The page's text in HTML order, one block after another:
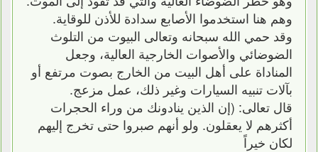
وهم هنا استخدموا الأصابع سدادة للأذن للوقاية.
وقد حمي الله سبحانه وتعالى البيوت من التلوث
الضوضائي والأصوات الخارجية العالية، وجعل
المناداة على أهل البيت من الخارج بصوت مرتفع أو
بآلات تنبيه السيارات وغير ذلك، عمل مزعج.
قال تعالى: (إن الذين ينادونك من وراء الحجرات
أكثرهم لا يعقلون. ولو أنهم صبروا حتى تخرج إليهم
لكان خيراً